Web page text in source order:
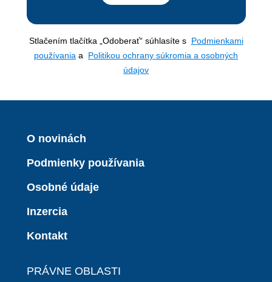
Stlačením tlačítka „Odoberať“ súhlasíte s Podmienkami
používania a Politikou ochrany súkromia a osobných
údajov
O novinách
Podmienky používania
Osobné údaje
Inzercia
Kontakt
PRÁVNE OBLASTI